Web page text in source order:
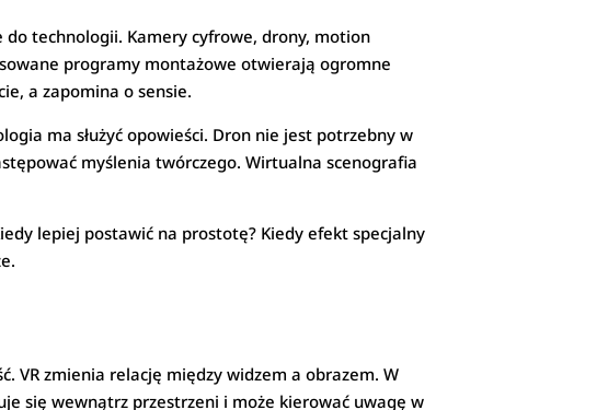
do technologii. Kamery cyfrowe, drony, motion
programy montażowe otwierają ogromne
a zapomina o sensie.
ma służyć opowieści. Dron nie jest potrzebny w
myślenia twórczego. Wirtualna scenografia
lepiej postawić na prostotę? Kiedy efekt specjalny
VR zmienia relację między widzem a obrazem. W
się wewnątrz przestrzeni i może kierować uwagę w